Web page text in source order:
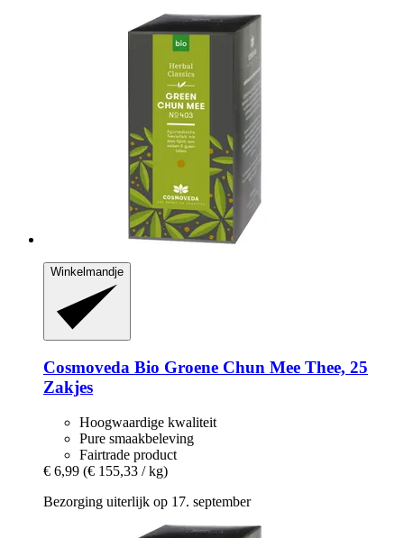
Winkelmandje
Cosmoveda Bio Groene Chun Mee Thee, 25
Zakjes
Hoogwaardige kwaliteit
Pure smaakbeleving
Fairtrade product
€ 6,99 (€ 155,33 / kg)
Bezorging uiterlijk op 17. september